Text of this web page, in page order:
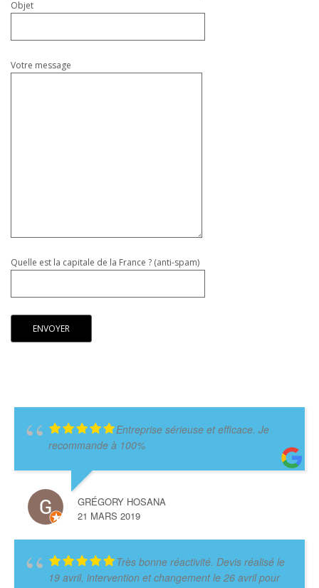
Objet
Votre message
Quelle est la capitale de la France ? (anti-spam)
Entreprise sérieuse et efficace. Je
recommande à 100%
GRÉGORY HOSANA
21 MARS 2019
Très bonne réactivité. Devis réalisé le
19 avril, intervention et changement le 26 avril pour